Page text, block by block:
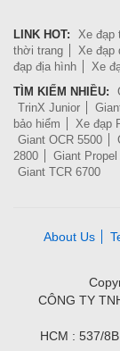
LINK HOT: Xe đạp
thời trang
Xe đạp
đạp địa hình
Xe
TÌM KIẾM NHIỀU:
TrinX Junior
bảo hiểm
Xe đạp
Giant OCR 5500
2800
Giant
Giant TCR 6700
About Us
CÔNG TY
HCM : 537/